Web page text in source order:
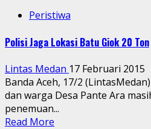
Peristiwa
Polisi Jaga Lokasi Batu Giok 20 Ton
Lintas Medan 17 Februari 2015
Banda Aceh, 17/2
dan warga Desa Pante Ara
penemuan...
Read More